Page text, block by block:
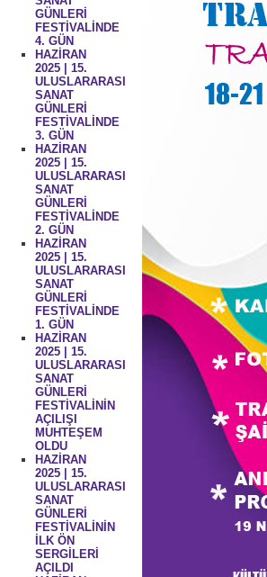
GÜNLERİ
FESTİVALİNDE
4. GÜN
HAZİRAN
2025 | 15.
ULUSLARARASI
SANAT
GÜNLERİ
FESTİVALİNDE
3. GÜN
HAZİRAN
2025 | 15.
ULUSLARARASI
SANAT
GÜNLERİ
FESTİVALİNDE
2. GÜN
HAZİRAN
2025 | 15.
ULUSLARARASI
SANAT
GÜNLERİ
FESTİVALİNDE
1. GÜN
HAZİRAN
2025 | 15.
ULUSLARARASI
SANAT
GÜNLERİ
FESTİVALİNİN
AÇILIŞI
MUHTEŞEM
OLDU
HAZİRAN
2025 | 15.
ULUSLARARASI
SANAT
GÜNLERİ
FESTİVALİNİN
İLK ÖN
SERGİLERİ
AÇILDI